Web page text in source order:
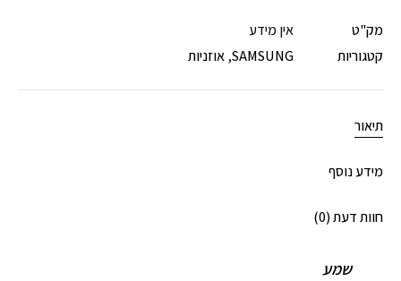
מק"ט
אין מידע
קטגוריות
SAMSUNG
,אוזניות
תיאור
מידע נוסף
חוות דעת (0)
שמע